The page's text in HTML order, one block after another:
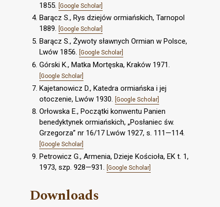
1855.
[Google Scholar]
Barącz S., Rys dziejów ormiańskich, Tarnopol
1889. [Google Scholar]
Barącz S., Żywoty sławnych Ormian w Polsce,
Lwów 1856. [Google Scholar]
Górski K., Matka Mortęska, Kraków 1971.
[Google Scholar]
Kajetanowicz D., Katedra ormiańska i jej
otoczenie, Lwów 1930.
[Google Scholar]
Orłowska E., Początki konwentu Panien
benedyktynek ormiańskich, „Posłaniec św.
Grzegorza” nr 16/17 Lwów 1927, s. 111—114.
[Google Scholar]
Petrowicz G., Armenia, Dzieje Kościoła, EK t. 1,
1973, szp. 928—931. [Google Scholar]
Downloads